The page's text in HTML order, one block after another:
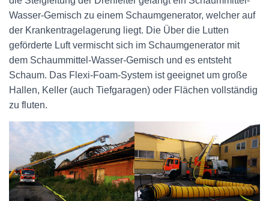
Wasser-Gemisch zu einem Schaumgenerator, welcher auf
der Krankentragelagerung liegt. Die Über die Lutten
geförderte Luft vermischt sich im Schaumgenerator mit
dem Schaummittel-Wasser-Gemisch und es entsteht
Schaum. Das Flexi-Foam-System ist geeignet um große
Hallen, Keller (auch Tiefgaragen) oder Flächen vollständig
zu fluten.